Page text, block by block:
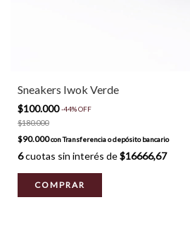
Sneakers Iwok Verde
$100.000-44%OFF
$180.000
$90.000conTransferencia o depósito bancario
6cuotas sin interés de$16666,67
COMPRAR